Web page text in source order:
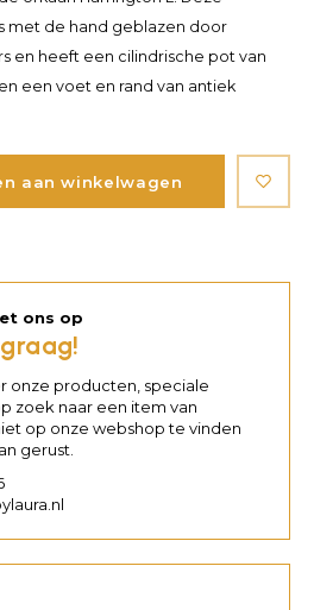
met de hand geblazen door
en heeft een cilindrische pot van
een voet en rand van antiek
aan winkelwagen
ons op
onze producten, speciale
zoek naar een item van
op onze webshop te vinden
gerust.